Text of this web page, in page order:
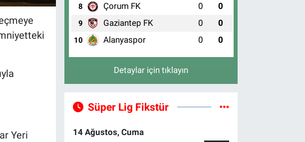
Yeri
8 Çorum FK 0 0
9 Gaziantep FK 0 0
10 Alanyaspor 0 0
Detaylar için tıklayın
Süper Lig Fikstür
14 Ağustos, Cuma